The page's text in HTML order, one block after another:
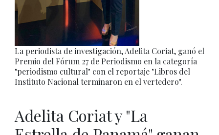
La periodista de investigación, Adelita Coriat, ganó el
Premio del Fórum 27 de Periodismo en la categoría
"periodismo cultural" con el reportaje "Libros del
Instituto Nacional terminaron en el vertedero".
Adelita Coriat y "La